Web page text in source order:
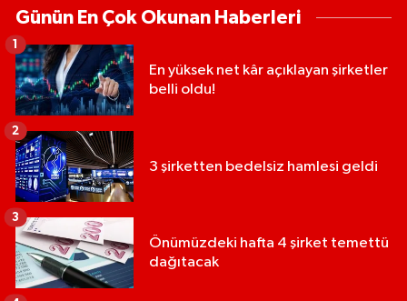
Günün En Çok Okunan Haberleri
En yüksek net kâr açıklayan şirketler
belli oldu!
1
3 şirketten bedelsiz hamlesi geldi
2
Önümüzdeki hafta 4 şirket temettü
dağıtacak
3